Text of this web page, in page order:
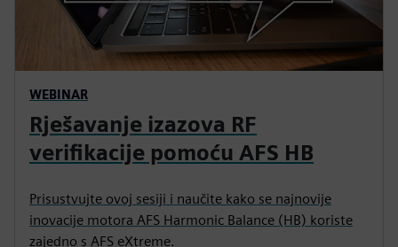
WEBINAR
Rješavanje izazova RF
verifikacije pomoću AFS HB
Prisustvujte ovoj sesiji i naučite kako se najnovije
inovacije motora AFS Harmonic Balance (HB) koriste
zajedno s AFS eXtreme.